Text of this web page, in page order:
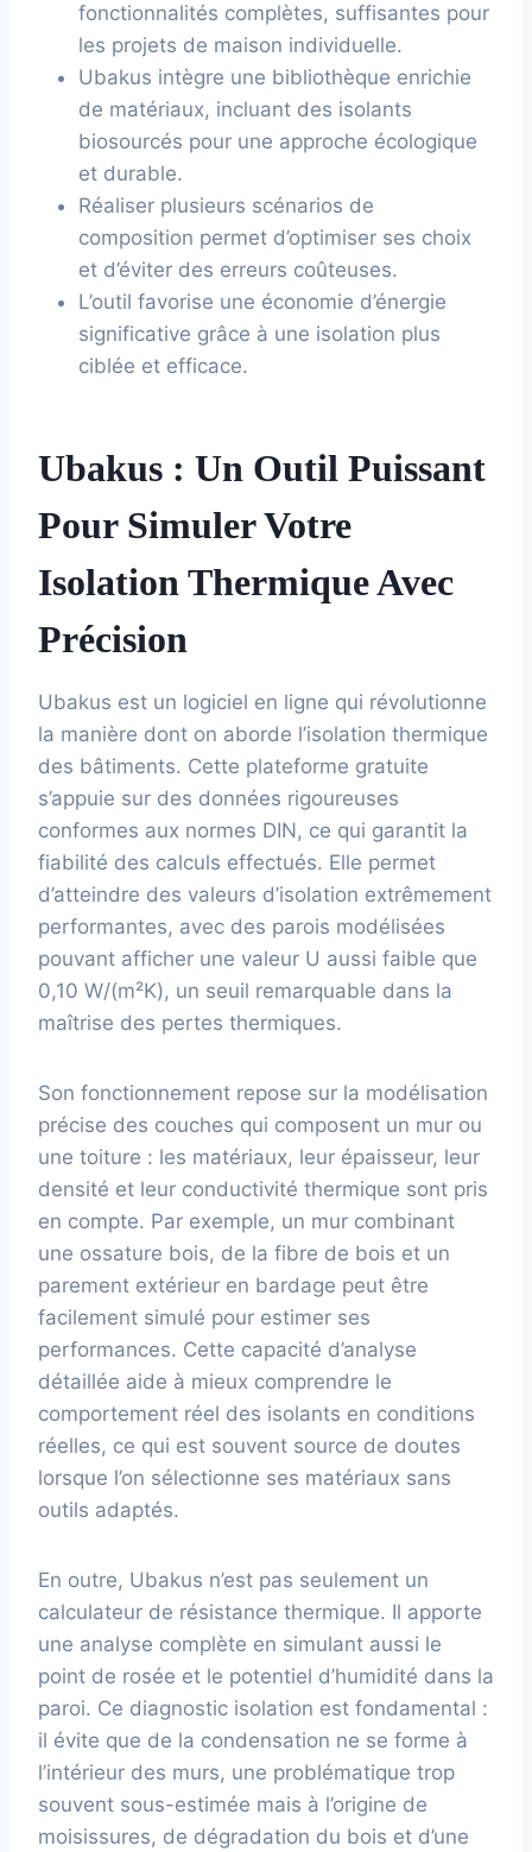
fonctionnalités complètes, suffisantes pour
les projets de maison individuelle.
Ubakus intègre une bibliothèque enrichie
de matériaux, incluant des isolants
biosourcés pour une approche écologique
et durable.
Réaliser plusieurs scénarios de
composition permet d’optimiser ses choix
et d’éviter des erreurs coûteuses.
L’outil favorise une économie d’énergie
significative grâce à une isolation plus
ciblée et efficace.
Ubakus : Un Outil Puissant
Pour Simuler Votre
Isolation Thermique Avec
Précision
Ubakus est un logiciel en ligne qui révolutionne
la manière dont on aborde l’isolation thermique
des bâtiments. Cette plateforme gratuite
s’appuie sur des données rigoureuses
conformes aux normes DIN, ce qui garantit la
fiabilité des calculs effectués. Elle permet
d’atteindre des valeurs d’isolation extrêmement
performantes, avec des parois modélisées
pouvant afficher une valeur U aussi faible que
0,10 W/(m²K), un seuil remarquable dans la
maîtrise des pertes thermiques.
Son fonctionnement repose sur la modélisation
précise des couches qui composent un mur ou
une toiture : les matériaux, leur épaisseur, leur
densité et leur conductivité thermique sont pris
en compte. Par exemple, un mur combinant
une ossature bois, de la fibre de bois et un
parement extérieur en bardage peut être
facilement simulé pour estimer ses
performances. Cette capacité d’analyse
détaillée aide à mieux comprendre le
comportement réel des isolants en conditions
réelles, ce qui est souvent source de doutes
lorsque l’on sélectionne ses matériaux sans
outils adaptés.
En outre, Ubakus n’est pas seulement un
calculateur de résistance thermique. Il apporte
une analyse complète en simulant aussi le
point de rosée et le potentiel d’humidité dans la
paroi. Ce diagnostic isolation est fondamental :
il évite que de la condensation ne se forme à
l’intérieur des murs, une problématique trop
souvent sous-estimée mais à l’origine de
moisissures, de dégradation du bois et d’une